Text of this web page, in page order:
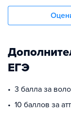
ЕГЭ
3 балла за
10 баллов за